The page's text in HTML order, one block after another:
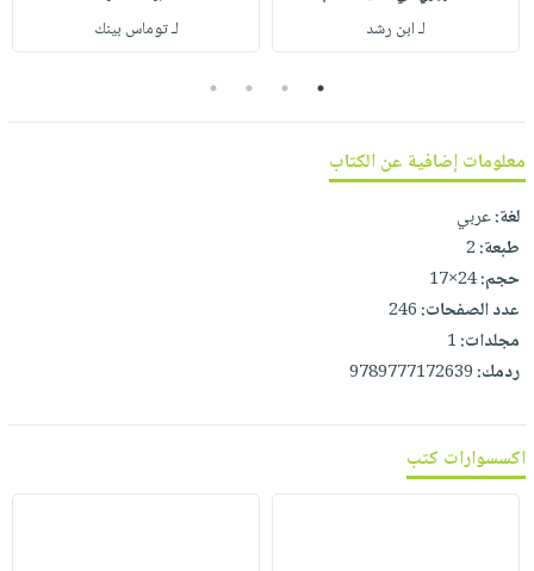
صابون
أطفال
فيديوهات
أسئلة
طرحها
خدمات
نيل
وفرات
انشر
كتابك
تواصل
معنا
نشرة
الإصدارات
لـ ابن رشد
لـ توماس بينك
1
2
3
4
معلومات إضافية عن الكتاب
لغة:عربي
طبعة:2
حجم:24×17
عدد الصفحات:246
مجلدات:1
ردمك:9789777172639
اكسسوارات كتب